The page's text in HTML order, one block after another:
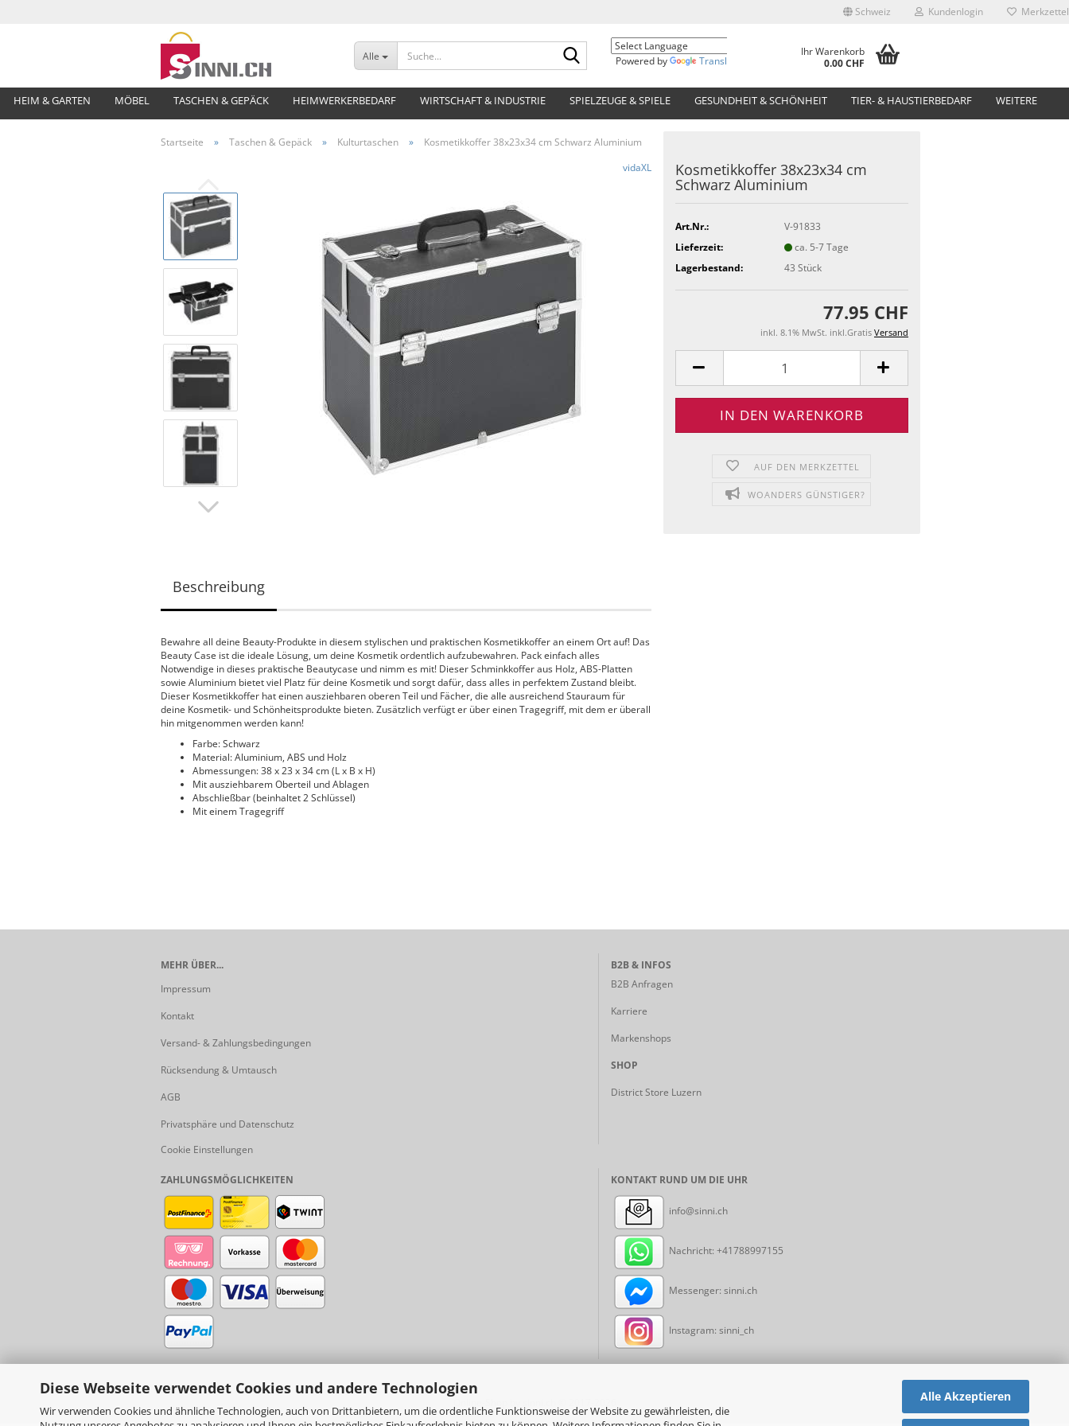
Diese Webseite verwendet Cookies und andere Technologien
Wir verwenden Cookies und ähnliche Technologien, auch von Drittanbietern, um die ordentliche Funktionsweise der Website zu gewährleisten, die
Alle Akzeptieren
Schweiz Kundenlogin Merkzettel
Alle
Suche...
Powered by
Translate
Ihr Warenkorb
0.00 CHF
HEIM & GARTEN MÖBEL TASCHEN & GEPÄCK HEIMWERKERBEDARF WIRTSCHAFT & INDUSTRIE SPIELZEUGE & SPIELE GESUNDHEIT & SCHÖNHEIT TIER- & HAUSTIERBEDARF WEITERE
Startseite » Taschen & Gepäck » Kulturtaschen »
Kosmetikkoffer 38x23x34 cm Schwarz Aluminium
vidaXL
Kosmetikkoffer 38x23x34 cm
Schwarz Aluminium
Art.Nr.:
V-91833
Lieferzeit:
ca. 5-7 Tage
Lagerbestand:
43 Stück
77.95 CHF
inkl. 8.1% MwSt. inkl.Gratis Versand
AUF DEN MERKZETTEL
WOANDERS GÜNSTIGER?
Beschreibung
Bewahre all deine Beauty-Produkte in diesem stylischen und praktischen Kosmetikkoffer an einem Ort auf! Das
Beauty Case ist die ideale Lösung, um deine Kosmetik ordentlich aufzubewahren. Pack einfach alles
Notwendige in dieses praktische Beautycase und nimm es mit! Dieser Schminkkoffer aus Holz, ABS-Platten
sowie Aluminium bietet viel Platz für deine Kosmetik und sorgt dafür, dass alles in perfektem Zustand bleibt.
Dieser Kosmetikkoffer hat einen ausziehbaren oberen Teil und Fächer, die alle ausreichend Stauraum für
deine Kosmetik- und Schönheitsprodukte bieten. Zusätzlich verfügt er über einen Tragegriff, mit dem er überall
hin mitgenommen werden kann!
Farbe: Schwarz
Material: Aluminium, ABS und Holz
Abmessungen: 38 x 23 x 34 cm (L x B x H)
Mit ausziehbarem Oberteil und Ablagen
Abschließbar (beinhaltet 2 Schlüssel)
Mit einem Tragegriff
MEHR ÜBER...
Impressum
Kontakt
Versand- & Zahlungsbedingungen
Rücksendung & Umtausch
AGB
Privatsphäre und Datenschutz
Cookie Einstellungen
B2B & INFOS
B2B Anfragen
Karriere
Markenshops
SHOP
District Store Luzern
ZAHLUNGSMÖGLICHKEITEN KONTAKT RUND UM DIE UHR
info@sinni.ch
Nachricht: +41788997155
Messenger: sinni.ch
Instagram: sinni_ch